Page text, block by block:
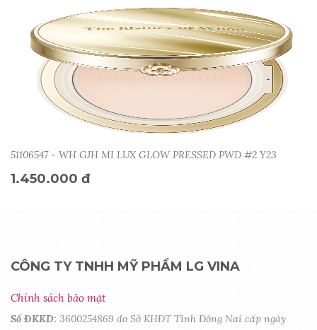
51106547 - WH GJH MI LUX GLOW PRESSED PWD #2 Y23
1.450.000 đ
CÔNG TY TNHH MỸ PHẨM LG VINA
Chính sách bảo mật
Số ĐKKD: 3600254869 do Sở KHĐT Tỉnh Đồng Nai cấp ngày